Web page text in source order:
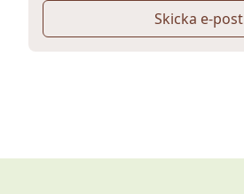
Skicka e-post